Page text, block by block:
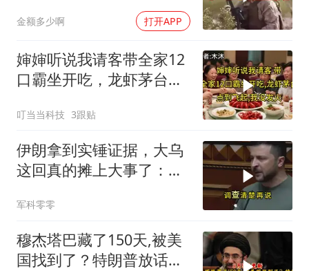
金额多少啊 打开APP
婶婶听说我请客带全家12
口霸坐开吃，龙虾茅台点
叮当当科技 3跟贴
伊朗拿到实锤证据，大乌
这回真的摊上大事了：私
军科零零
穆杰塔巴藏了150天,被美
国找到了？特朗普放话：